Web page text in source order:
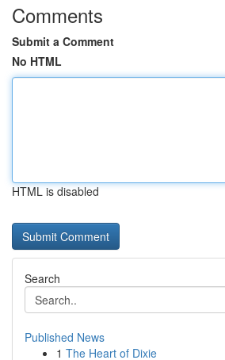
Comments
Submit a Comment
No HTML
HTML is disabled
Search
Published News
1 The Heart of Dixie